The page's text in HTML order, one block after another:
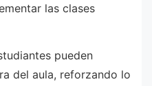
las clases
pueden
del aula, reforzando lo